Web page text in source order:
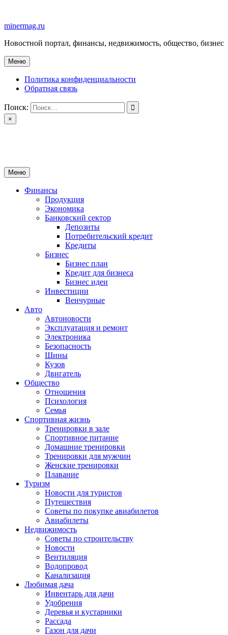
содержимому
minermag.ru
Новостной портал, финансы, недвижимость, общество, бизнес
Меню
Политика конфиденциальности
Обратная связь
Поиск:
×
Меню
Финансы
Продукция
Экономика
Банковский сектор
Депозиты
Потребительский кредит
Кредиты
Бизнес
Бизнес план
Кредит для бизнеса
Бизнес идеи
Инвестиции
Венчурные
Авто
Автоновости
Эксплуатация и ремонт
Электроника
Безопасность
Шины
Кузов
Двигатель
Общество
Отношения
Психология
Семья
Спортивная жизнь
Тренировки в зале
Спортивное питание
Домашние тренировки
Тренировки для мужчин
Женские тренировки
Плавание
Туризм
Новости для туристов
Путешествия
Советы по покупке авиабилетов
Авиабилеты
Недвижимость
Советы по строительству
Новости
Вентиляция
Водопровод
Канализация
Любимая дача
Инвентарь для дачи
Удобрения
Деревья и кустарники
Рассада
Газон для дачи